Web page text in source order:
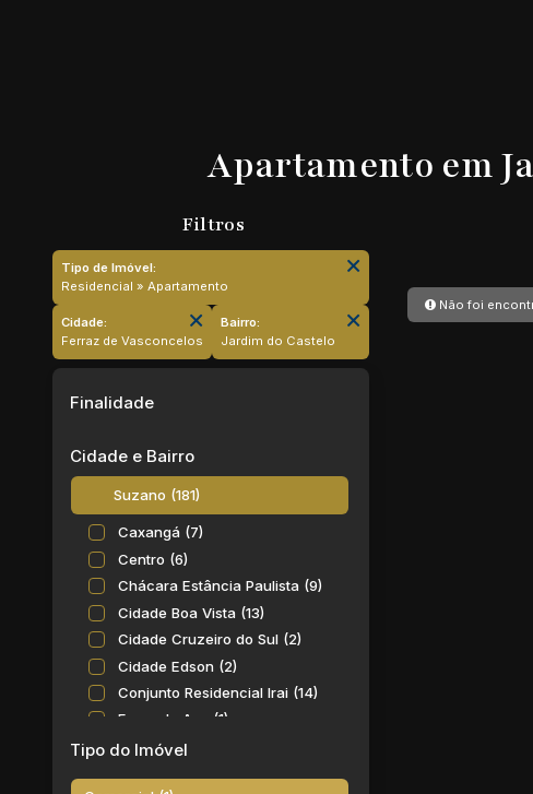
Apartamento em
Tipo de Imóvel:
Residencial » Apartamento
Cidade:
Ferraz de Vasconcelos
Bairro:
Jardim do Castelo
Finalidade
Cidade e Bairro
Suzano (181)
Caxangá (7)
Centro (6)
Chácara Estância Paulista (9)
Cidade Boa Vista (13)
Cidade Cruzeiro do Sul (2)
Cidade Edson (2)
Conjunto Residencial Irai (14)
Fazenda Aya (1)
Jardim Cacique (1)
Tipo do Imóvel
Não foi